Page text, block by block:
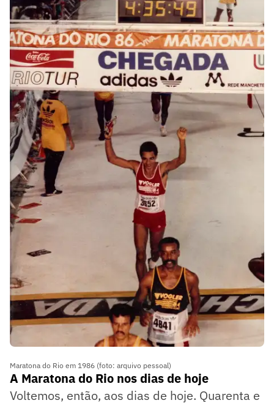
Maratona do Rio em 1986 (foto: arquivo pessoal)
A Maratona do Rio nos dias de hoje
Voltemos, então, aos dias de hoje. Quarenta e